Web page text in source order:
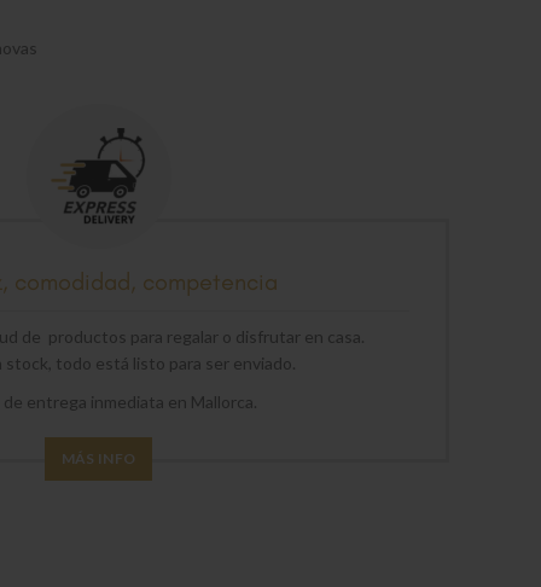
comodidad, competencia
de productos para regalar o disfrutar en casa.
stock, todo está listo para ser enviado.
de entrega inmediata en Mallorca.
MÁS INFO